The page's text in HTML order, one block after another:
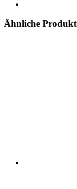
Ähnliche